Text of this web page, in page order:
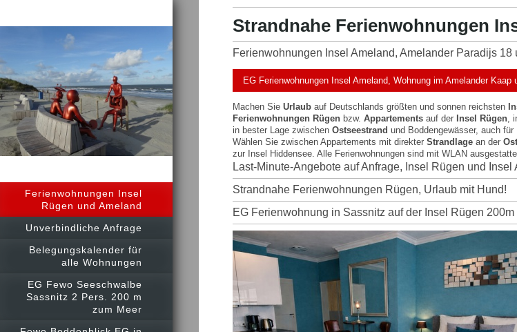
Ferienwohnungen Insel
Rügen und Ameland
Unverbindliche Anfrage
Belegungskalender für
alle Wohnungen
EG Fewo Seeschwalbe
Sassnitz 2 Pers. 200 m
zum Meer
Strandnahe Ferienwohnungen
Ferienwohnungen Insel Ameland, Amelander Paradijs 18
EG Ferienwohnungen Insel Ameland, Wohnung im Amelander
Machen Sie Urlaub auf Deutschlands größten und sonnen reichsten
Ferienwohnungen Rügen bzw. Appartements auf der Insel Rügen,
in bester Lage zwischen Ostseestrand und Boddengewässer, auch für
Wählen Sie zwischen Appartements mit direkter Strandlage an der
zur Insel Hiddensee. Alle Ferienwohnungen sind mit WLAN
Last-Minute-Angebote auf Anfrage, Insel Rügen und
Strandnahe Ferienwohnungen Rügen, Urlaub mit Hund!
EG Ferienwohnung in Sassnitz auf der Insel Rügen